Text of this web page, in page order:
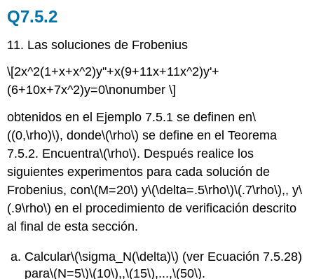
Q7.5.2
11. Las soluciones de Frobenius
\[2x^2(1+x+x^2)y''+x(9+11x+11x^2)y'+
(6+10x+7x^2)y=0\nonumber \]
obtenidos en el Ejemplo 7.5.1 se definen en\
((0,\rho)\), donde\(\rho\) se define en el Teorema
7.5.2. Encuentra\(\rho\). Después realice los
siguientes experimentos para cada solución de
Frobenius, con\(M=20\) y\(\delta=.5\rho\)\(.7\rho\),, y\
(.9\rho\) en el procedimiento de verificación descrito
al final de esta sección.
Calcular\(\sigma_N(\delta)\) (ver Ecuación 7.5.28)
para\(N=5\)\(10\),,\(15\),...,\(50\).